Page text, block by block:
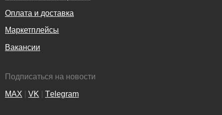
Подписаться на новости
MAX VK Тelegram
Оплата и доставка
Маркетплейсы
Вакансии